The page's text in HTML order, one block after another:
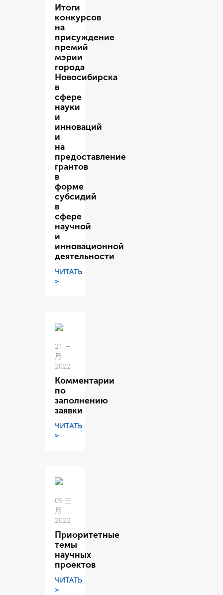
Итоги
конкурсов
на
присуждение
премий
мэрии
города
Новосибирска
в
сфере
науки
и
инноваций
и
на
предоставление
грантов
в
форме
субсидий
в
сфере
научной
и
инновационной
деятельности
ЧИТАТЬ
>
21 三
月
2022
Комментарии
по
заполнению
заявки
ЧИТАТЬ
>
09 三
月
2022
Приоритетные
темы
научных
проектов
ЧИТАТЬ
>